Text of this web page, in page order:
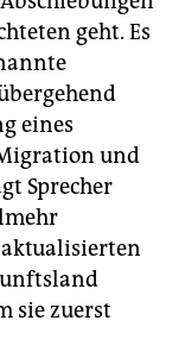
geht. Es
eines
und
Sprecher
aktualisierten
sie zuerst